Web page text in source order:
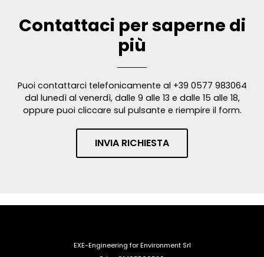
Contattaci per saperne di
più
Puoi contattarci telefonicamente al +39 0577 983064
dal lunedì al venerdì, dalle 9 alle 13 e dalle 15 alle 18,
oppure puoi cliccare sul pulsante e riempire il form.
INVIA RICHIESTA
EXE-Engineering for Environment Srl